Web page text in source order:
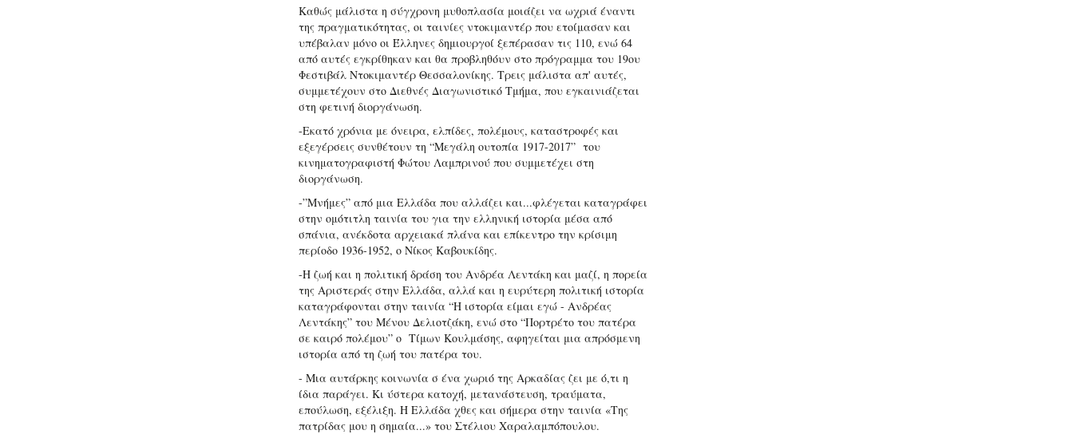
Καθώς μάλιστα η σύγχρονη μυθοπλασία μοιάζει να ωχριά έναντι
της πραγματικότητας, οι ταινίες ντοκιμαντέρ που ετοίμασαν και
υπέβαλαν μόνο οι Έλληνες δημιουργοί ξεπέρασαν τις 110, ενώ 64
από αυτές εγκρίθηκαν και θα προβληθόυν στο πρόγραμμα του 19ου
Φεστιβάλ Ντοκιμαντέρ Θεσσαλονίκης. Τρεις μάλιστα απ' αυτές,
συμμετέχουν στο Διεθνές Διαγωνιστικό Τμήμα, που εγκαινιάζεται
στη φετινή διοργάνωση.
-Εκατό χρόνια με όνειρα, ελπίδες, πολέμους, καταστροφές και
εξεγέρσεις συνθέτουν τη “Μεγάλη ουτοπία 1917-2017” του
κινηματογραφιστή Φώτου Λαμπρινού που συμμετέχει στη
διοργάνωση.
-”Μνήμες” από μια Ελλάδα που αλλάζει και...φλέγεται καταγράφει
στην ομότιτλη ταινία του για την ελληνική ιστορία μέσα από
σπάνια, ανέκδοτα αρχειακά πλάνα και επίκεντρο την κρίσιμη
περίοδο 1936-1952, ο Νίκος Καβουκίδης.
-Η ζωή και η πολιτική δράση του Ανδρέα Λεντάκη και μαζί, η πορεία
της Αριστεράς στην Ελλάδα, αλλά και η ευρύτερη πολιτική ιστορία
καταγράφονται στην ταινία “Η ιστορία είμαι εγώ - Ανδρέας
Λεντάκης” του Μένου Δελιοτζάκη, ενώ στο “Πορτρέτο του πατέρα
σε καιρό πολέμου” ο Τίμων Κουλμάσης, αφηγείται μια απρόσμενη
ιστορία από τη ζωή του πατέρα του.
- Μια αυτάρκης κοινωνία σ ένα χωριό της Αρκαδίας ζει με ό,τι η
ίδια παράγει. Κι ύστερα κατοχή, μετανάστευση, τραύματα,
επούλωση, εξέλιξη. Η Ελλάδα χθες και σήμερα στην ταινία «Της
πατρίδας μου η σημαία...» του Στέλιου Χαραλαμπόπουλου.